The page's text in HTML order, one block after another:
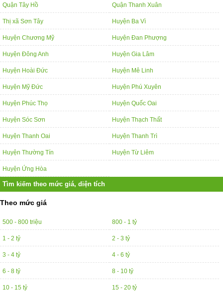
Quận Tây Hồ Quận Thanh Xuân
Thị xã Sơn Tây Huyện Ba Vì
Huyện Chương Mỹ Huyện Đan Phượng
Huyện Đông Anh Huyện Gia Lâm
Huyện Hoài Đức Huyện Mê Linh
Huyện Mỹ Đức Huyện Phú Xuyên
Huyện Phúc Thọ Huyện Quốc Oai
Huyện Sóc Sơn Huyện Thạch Thất
Huyện Thanh Oai Huyện Thanh Trì
Huyện Thường Tín Huyện Từ Liêm
Huyện Ứng Hòa
Tìm kiếm theo mức giá, diện tích
Theo mức giá
500 - 800 triệu 800 - 1 tỷ
1 - 2 tỷ 2 - 3 tỷ
3 - 4 tỷ 4 - 6 tỷ
6 - 8 tỷ 8 - 10 tỷ
10 - 15 tỷ 15 - 20 tỷ